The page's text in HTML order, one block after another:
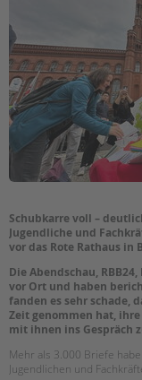
HILFEN ZUR
BETREUTES
TANDEM BTL
Seminarkalender
Seminarräume
STADTTEILARBEIT
PROFIL |
Bereiche im Überblick
Kinder- und
Schubkarre voll –
Jugendliche und
vor das Rote Rathaus in
Die Abendschau,
vor Ort und haben
fanden es sehr schade,
Zeit genommen hat,
mit ihnen ins Gespräch
Mehr als 3.000 Briefe
Jugendlichen und